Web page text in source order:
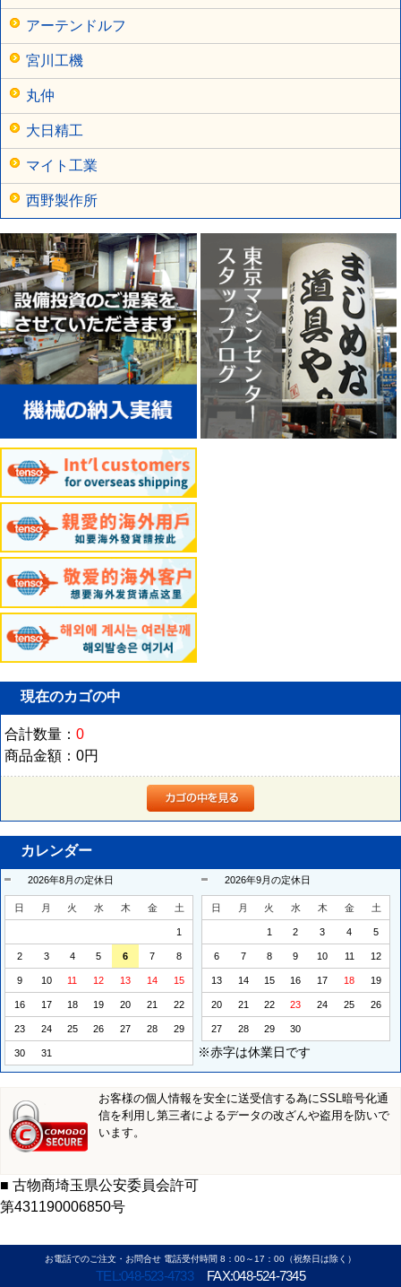
アーテンドルフ
宮川工機
丸仲
大日精工
マイト工業
西野製作所
現在のカゴの中
合計数量：0
商品金額：0円
カレンダー
2026年8月の定休日
日 月 火 水 木 金 土
1
2 3 4 5 6 7 8
9 10 11 12 13 14 15
16 17 18 19 20 21 22
23 24 25 26 27 28 29
30 31
2026年9月の定休日
日 月 火 水 木 金 土
1 2 3 4 5
6 7 8 9 10 11 12
13 14 15 16 17 18 19
20 21 22 23 24 25 26
27 28 29 30
※赤字は休業日です
お客様の個人情報を安全に送受信する為にSSL暗号化通
信を利用し第三者によるデータの改ざんや盗用を防いで
います。
■ 古物商埼玉県公安委員会許可
第431190006850号
お電話でのご注文・お問合せ 電話受付時間 8：00～17：00（祝祭日は除く）
TEL:048-523-4733 FAX:048-524-7345